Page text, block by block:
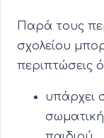
Παρά τους
σχολείου
περιπτώσεις
υπάρχει